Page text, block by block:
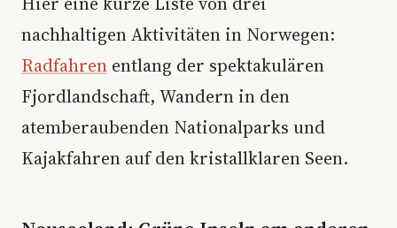
nachhaltigen Aktivitäten in Norwegen:
Radfahren entlang der spektakulären
Fjordlandschaft, Wandern in den
atemberaubenden Nationalparks und
Kajakfahren auf den kristallklaren Seen.